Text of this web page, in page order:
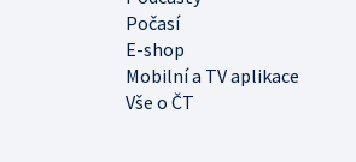
Počasí
E-shop
Mobilní a TV aplikace
Vše o ČT